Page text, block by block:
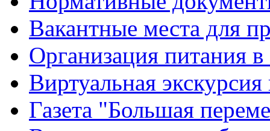
Вакантные места для
Организация питания в
Виртуальная
Газета "Большая